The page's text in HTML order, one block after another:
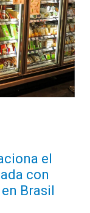
el
con
Brasil